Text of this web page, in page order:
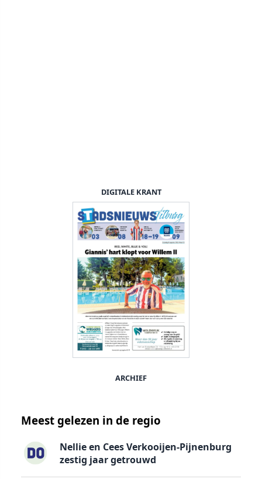
DIGITALE KRANT
ARCHIEF
Meest gelezen in de regio
Nellie en Cees Verkooijen-Pijnenburg
zestig jaar getrouwd